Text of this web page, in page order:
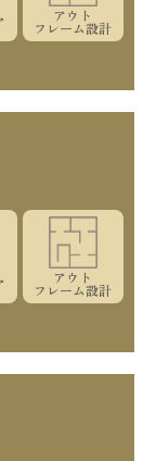
アウト
フレーム設計
アウト
フレーム設計